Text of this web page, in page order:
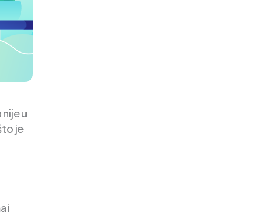
u
je
i